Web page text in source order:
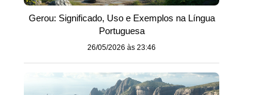
Gerou: Significado, Uso e Exemplos na Língua
Portuguesa
26/05/2026 às 23:46